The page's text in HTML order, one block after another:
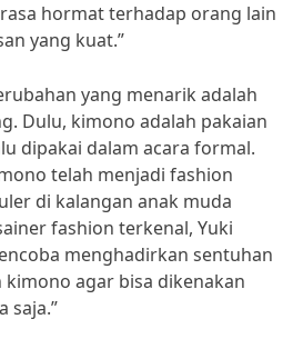
hormat terhadap orang lain
yang kuat.”
yang menarik adalah
Dulu, kimono adalah pakaian
dipakai dalam acara formal.
telah menjadi fashion
di kalangan anak muda
fashion terkenal, Yuki
menghadirkan sentuhan
agar bisa dikenakan
saja.”